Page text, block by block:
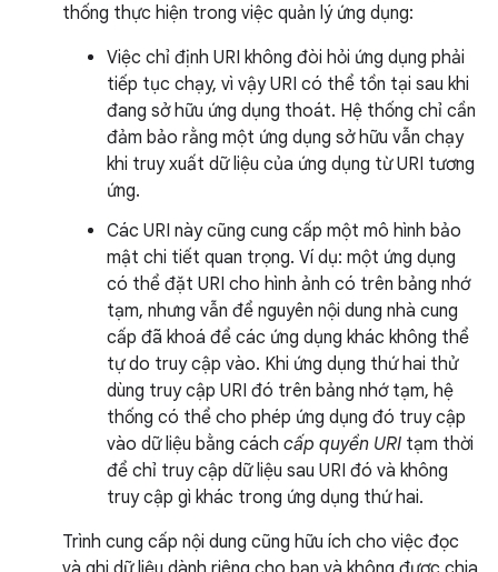
thống thực hiện trong việc quản lý ứng dụng:
Việc chỉ định URI không đòi hỏi ứng dụng phải
tiếp tục chạy, vì vậy URI có thể tồn tại sau khi
đang sở hữu ứng dụng thoát. Hệ thống chỉ cần
đảm bảo rằng một ứng dụng sở hữu vẫn chạy
khi truy xuất dữ liệu của ứng dụng từ URI tương
ứng.
Các URI này cũng cung cấp một mô hình bảo
mật chi tiết quan trọng. Ví dụ: một ứng dụng
có thể đặt URI cho hình ảnh có trên bảng nhớ
tạm, nhưng vẫn để nguyên nội dung nhà cung
cấp đã khoá để các ứng dụng khác không thể
tự do truy cập vào. Khi ứng dụng thứ hai thử
dùng truy cập URI đó trên bảng nhớ tạm, hệ
thống có thể cho phép ứng dụng đó truy cập
vào dữ liệu bằng cách cấp quyền URI tạm thời
để chỉ truy cập dữ liệu sau URI đó và không
truy cập gì khác trong ứng dụng thứ hai.
Trình cung cấp nội dung cũng hữu ích cho việc đọc